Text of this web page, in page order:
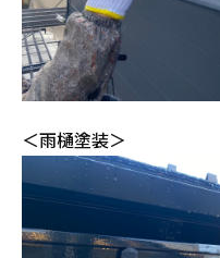
＜雨樋塗装＞